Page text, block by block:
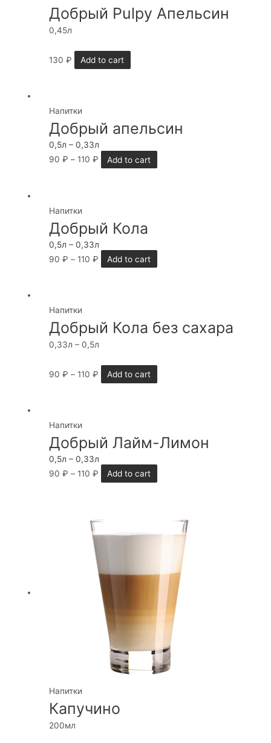
Добрый Pulpy Апельсин
0,45л
130₽ Add to cart
Напитки
Добрый апельсин
0,5л – 0,33л
90₽ –110₽ Add to cart
Напитки
Добрый Кола
0,5л – 0,33л
90₽ –110₽ Add to cart
Напитки
Добрый Кола без сахара
0,33л – 0,5л
90₽ –110₽ Add to cart
Напитки
Добрый Лайм-Лимон
0,5л – 0,33л
90₽ –110₽ Add to cart
Напитки
Капучино
200мл